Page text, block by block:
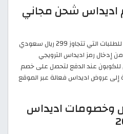
شحن مجاني
احصل على عرض الشحن المجاني للطلبات التي تتجاوز 299 ريال سعودي
إدخال رمز اديداس الترويجي
عند الدفع لتحصل على خصم
إلى عروض اديداس فعالة عبر الموقع
وخصومات اديداس